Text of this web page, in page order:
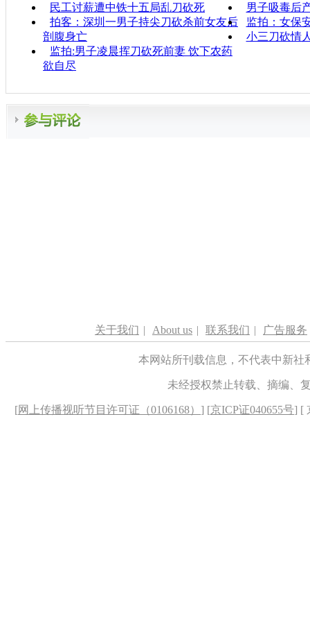
民工讨薪遭中铁十五局乱刀砍死
男子吸毒后
拍客：深圳一男子持尖刀砍杀前女友后
剖腹身亡
监拍：女保
小三刀砍情
监拍:男子凌晨挥刀砍死前妻 饮下农药
欲自尽
关于我们 | About us | 联系我们 | 广告服务
本网站所刊载信息，不代表中新
未经授权禁止转载、摘编、
[网上传播视听节目许可证（0106168） ] [京ICP证040655号] [